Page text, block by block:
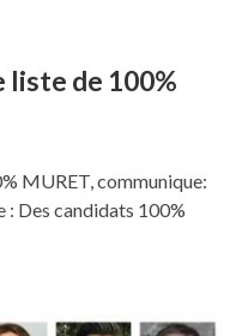
de 100%
MURET, communique:
: Des candidats 100%